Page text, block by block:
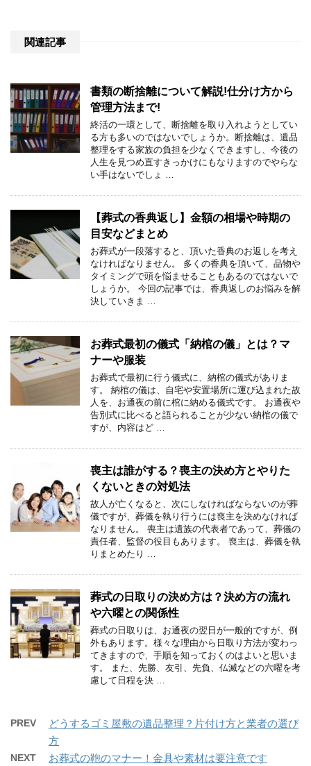
関連記事
書類の断捨離について解説!仕分け方から
管理方法まで!
終活の一環として、断捨離を取り入れようとしてい
る方も多いのではないでしょうか。断捨離は、遺品
整理をする家族の負担を少なくできますし、今後の
人生を見つめ直すきっかけにもなりますのでやらな
い手はないでしょ …
【葬式の香典返し】金額の相場や時期の
目安などまとめ
お葬式が一段落すると、頂いた香典のお返しを考え
なければなりません。 多くの香典を頂いて、品物や
タイミングで頭を悩ませることもあるのではないで
しょうか。 今回の記事では、香典返しのお悩みを解
決していきま …
お葬式最初の儀式「納棺の儀」とは？マ
ナーや服装
お葬式で最初に行う儀式に、納棺の儀式がありま
す。 納棺の儀は、自宅や安置場所に運び込まれた故
人を、お通夜の前に棺に納める儀式です。 お通夜や
告別式に比べると語られることが少ない納棺の儀で
すが、内容はど …
喪主は誰がする？喪主の決め方とやりた
くないときの対処法
故人が亡くなると、次にしなければならないのが葬
儀ですが、葬儀を執り行うには喪主を決めなければ
なりません。 喪主は遺族の代表者であって、葬儀の
責任者、監督の役目もあります。 喪主は、葬儀を執
りまとめたり …
葬式の日取りの決め方は？決め方の流れ
や六曜との関係性
葬式の日取りは、お通夜の翌日が一般的ですが、例
外もあります。様々な理由から日取り方法が変わっ
てきますので、手順を知っておくのはよいと思いま
す。 また、先勝、友引、先負、仏滅などの六曜を考
慮して日程を決 …
PREV
どうするゴミ屋敷の遺品整理？片付け方と業者の選び
方
NEXT お葬式の鞄のマナー！金具や素材は要注意です